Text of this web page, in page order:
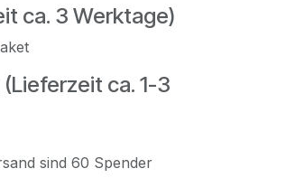
ca. 3 Werktage)
ca. 1-3
sind 60 Spender